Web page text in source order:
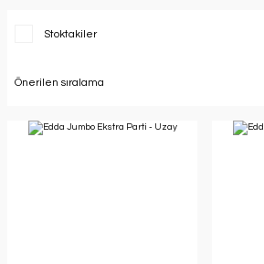
Stoktakiler